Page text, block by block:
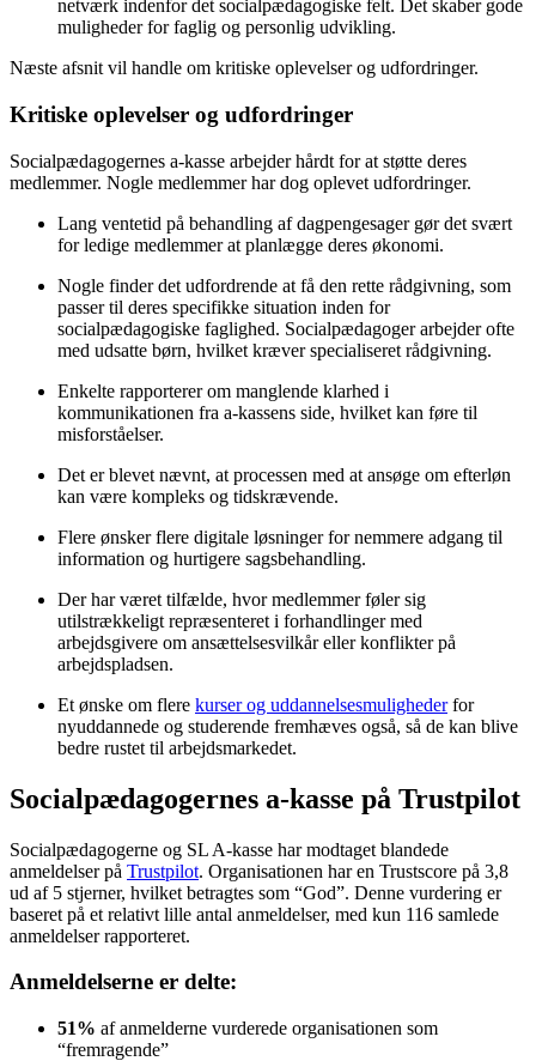
netværk indenfor det socialpædagogiske felt. Det skaber gode
muligheder for faglig og personlig udvikling.
Næste afsnit vil handle om kritiske oplevelser og udfordringer.
Kritiske oplevelser og udfordringer
Socialpædagogernes a-kasse arbejder hårdt for at støtte deres
medlemmer. Nogle medlemmer har dog oplevet udfordringer.
Lang ventetid på behandling af dagpengesager gør det svært
for ledige medlemmer at planlægge deres økonomi.
Nogle finder det udfordrende at få den rette rådgivning, som
passer til deres specifikke situation inden for
socialpædagogiske faglighed. Socialpædagoger arbejder ofte
med udsatte børn, hvilket kræver specialiseret rådgivning.
Enkelte rapporterer om manglende klarhed i
kommunikationen fra a-kassens side, hvilket kan føre til
misforståelser.
Det er blevet nævnt, at processen med at ansøge om efterløn
kan være kompleks og tidskrævende.
Flere ønsker flere digitale løsninger for nemmere adgang til
information og hurtigere sagsbehandling.
Der har været tilfælde, hvor medlemmer føler sig
utilstrækkeligt repræsenteret i forhandlinger med
arbejdsgivere om ansættelsesvilkår eller konflikter på
arbejdspladsen.
Et ønske om flere kurser og uddannelsesmulighederfor
nyuddannede og studerende fremhæves også, så de kan blive
bedre rustet til arbejdsmarkedet.
Socialpædagogernes a-kasse på Trustpilot
Socialpædagogerne og SL A-kasse har modtaget blandede
anmeldelser på Trustpilot. Organisationen har en Trustscore på 3,8
ud af 5 stjerner, hvilket betragtes som “God”. Denne vurdering er
baseret på et relativt lille antal anmeldelser, med kun 116 samlede
anmeldelser rapporteret.
Anmeldelserne er delte:
51% af anmelderne vurderede organisationen som
“fremragende”